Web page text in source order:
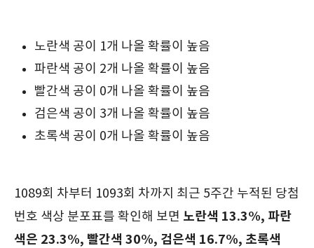
노란색 공이 1개 나올 확률이 높음
파란색 공이 2개 나올 확률이 높음
빨간색 공이 0개 나올 확률이 높음
검은색 공이 3개 나올 확률이 높음
초록색 공이 0개 나올 확률이 높음
1089회 차부터 1093회 차까지 최근 5주간 누적된 당첨
번호 색상 분포표를 확인해 보면 노란색 13.3%, 파란
색은 23.3%, 빨간색 30%, 검은색 16.7%, 초록색